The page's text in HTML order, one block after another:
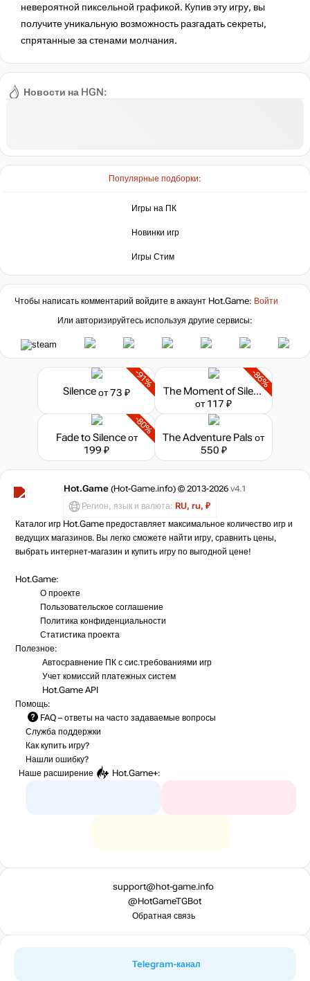
Новости на HGN:
Популярные подборки:
Игры на ПК
Новинки игр
Игры Стим
невероятной пиксельной графикой. Купив эту игру, вы
получите уникальную возможность разгадать секреты,
спрятанные за стенами молчания.
Чтобы написать комментарий войдите в аккаунт Hot.Game: Войти
Или авторизируйтесь используя другие сервисы:
-91%
Silenceот 73 ₽
-86%
The Moment of Silence
от 117 ₽
-80%
Fade to Silenceот
199 ₽
The Adventure Palsот
550 ₽
Hot.Game (Hot-Game.info) © 2013-2026 v4.1
Регион, язык и валюта: RU, ru, ₽
Каталог игр Hot.Game предоставляет максимальное количество игр и
ведущих магазинов. Вы легко сможете найти игру, сравнить цены,
выбрать интернет-магазин и купить игру по выгодной цене!
Hot.Game:
О проекте
Пользовательское соглашение
Политика конфиденциальности
Статистика проекта
Полезное:
Автосравнение ПК с сис.требованиями игр
Учет комиссий платежных систем
Hot.Game API
Помощь:
FAQ – ответы на часто задаваемые вопросы
Служба поддержки
Как купить игру?
Нашли ошибку?
Наше расширение
Hot.Game+:
support@hot-game.info
@HotGameTGBot
Обратная связь
Telegram-канал